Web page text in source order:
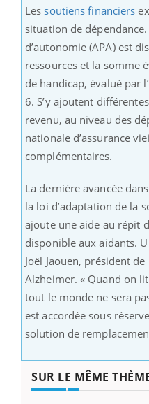
Lessoutiens financiers
situation de
d’autonomie (APA) est
ressources et la somme
de handicap, évalué par
6. S’y ajoutent
revenu, au niveau des
nationale d’assurance
complémentaires.
La dernière avancée
la loi d’adaptation de la
ajoute une aide au répit
disponible aux aidants.
Joël Jaouen, président
Alzheimer. « Quand on
tout le monde ne sera
est accordée sous
solution de
SUR LE MÊME